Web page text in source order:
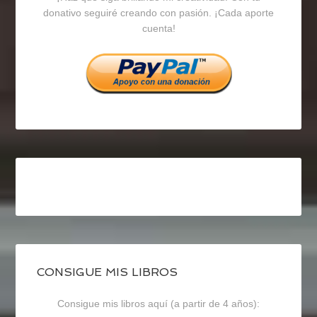
en
Facebook
en
Twitter
en
Instagram
donativo seguiré creando con pasión. ¡Cada aporte
cuenta!
CONSIGUE MIS LIBROS
Consigue mis libros aquí (a partir de 4 años):